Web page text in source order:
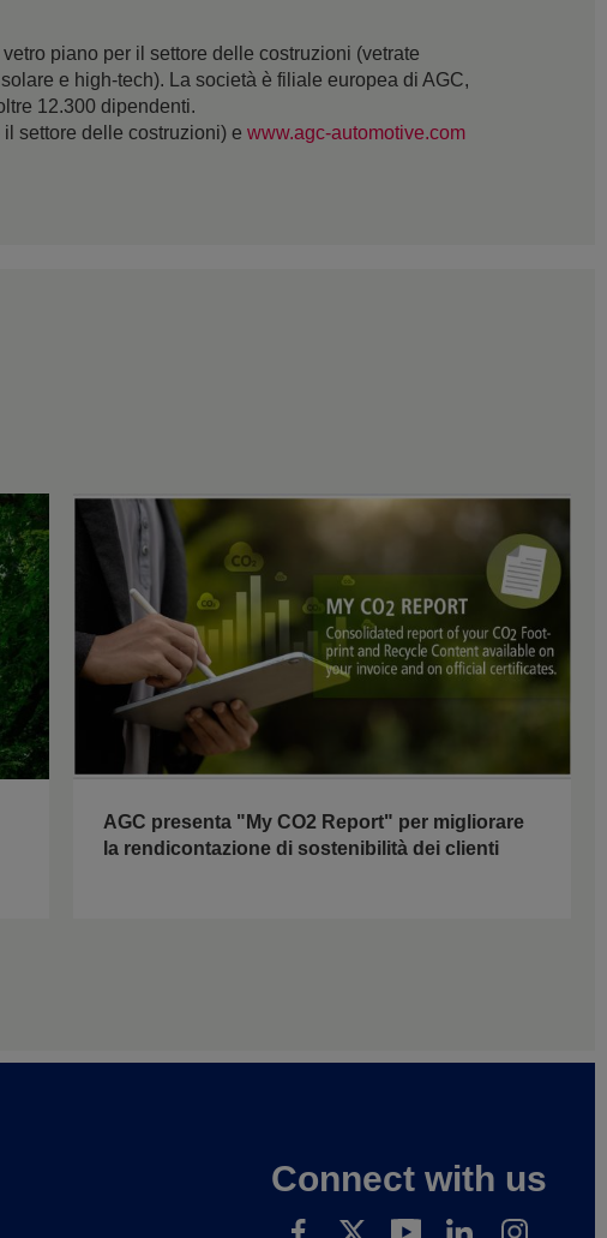
piano per il settore delle costruzioni (vetrate
e high-tech). La società è filiale europea di AGC,
12.300 dipendenti.
il settore delle costruzioni) e www.agc-automotive.com
AGC presenta "My CO2 Report" per migliorare
la rendicontazione di sostenibilità dei clienti
Connect with us